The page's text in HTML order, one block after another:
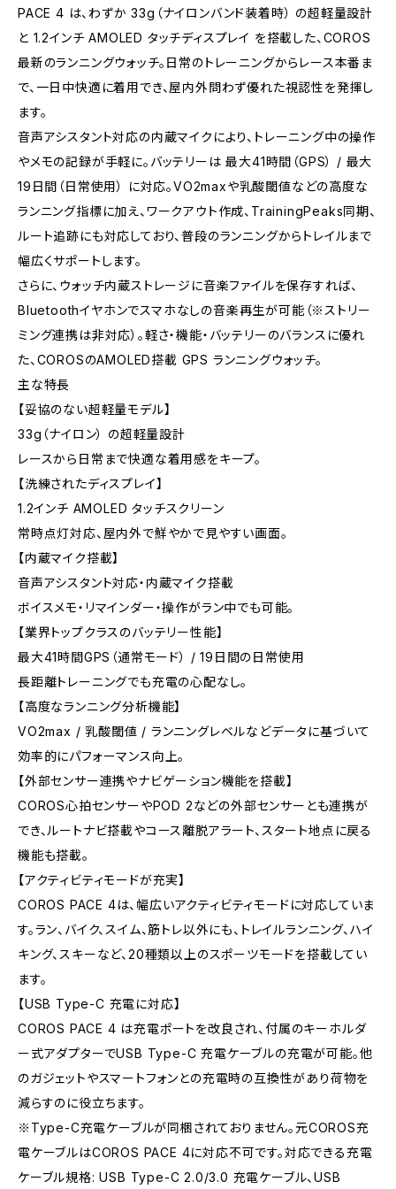
PACE 4 は、わずか 33g（ナイロンバンド装着時） の超軽量設計
と 1.2インチ AMOLED タッチディスプレイ を搭載した、COROS
最新のランニングウォッチ。日常のトレーニングからレース本番ま
で、一日中快適に着用でき、屋内外問わず優れた視認性を発揮し
ます。
音声アシスタント対応の内蔵マイクにより、トレーニング中の操作
やメモの記録が手軽に。バッテリーは 最大41時間（GPS） / 最大
19日間（日常使用） に対応。VO2maxや乳酸閾値などの高度な
ランニング指標に加え、ワークアウト作成、TrainingPeaks同期、
ルート追跡にも対応しており、普段のランニングからトレイルまで
幅広くサポートします。
さらに、ウォッチ内蔵ストレージに音楽ファイルを保存すれば、
Bluetoothイヤホンでスマホなしの音楽再生が可能（※ストリー
ミング連携は非対応）。軽さ・機能・バッテリーのバランスに優れ
た、COROSのAMOLED搭載 GPS ランニングウォッチ。
主な特長
【妥協のない超軽量モデル】
33g（ナイロン） の超軽量設計
レースから日常まで快適な着用感をキープ。
【洗練されたディスプレイ】
1.2インチ AMOLED タッチスクリーン
常時点灯対応、屋内外で鮮やかで見やすい画面。
【内蔵マイク搭載】
音声アシスタント対応・内蔵マイク搭載
ボイスメモ・リマインダー・操作がラン中でも可能。
【業界トップクラスのバッテリー性能】
最大41時間GPS（通常モード） / 19日間の日常使用
長距離トレーニングでも充電の心配なし。
【高度なランニング分析機能】
VO2max / 乳酸閾値 / ランニングレベルなどデータに基づいて
効率的にパフォーマンス向上。
【外部センサー連携やナビゲーション機能を搭載】
COROS心拍センサーやPOD 2などの外部センサーとも連携が
でき、ルートナビ搭載やコース離脱アラート、スタート地点に戻る
機能も搭載。
【アクティビティモードが充実】
COROS PACE 4は、幅広いアクティビティモードに対応していま
す。ラン、バイク、スイム、筋トレ以外にも、トレイルランニング、ハイ
キング、スキーなど、20種類以上のスポーツモードを搭載してい
ます。
【USB Type-C 充電に対応】
COROS PACE 4 は充電ポートを改良され、付属のキーホルダ
ー式アダプターでUSB Type-C 充電ケーブルの充電が可能。他
のガジェットやスマートフォンとの充電時の互換性があり荷物を
減らすのに役立ちます。
※Type-C充電ケーブルが同梱されておりません。元COROS充
電ケーブルはCOROS PACE 4に対応不可です。対応できる充電
ケーブル規格: USB Type-C 2.0/3.0 充電ケーブル、USB